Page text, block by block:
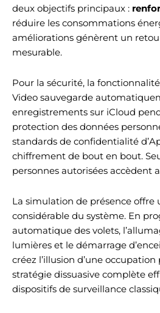
deux objectifs principaux :
réduire les consommations
améliorations génèrent un
mesurable.
Pour la sécurité, la
Video sauvegarde
enregistrements sur iCloud
protection des données
standards de confidentialité
chiffrement de bout en bout.
personnes autorisées accèdent
La simulation de présence offre
considérable du système. En
automatique des volets,
lumières et le démarrage
créez l’illusion d’une
stratégie dissuasive complète
dispositifs de surveillance